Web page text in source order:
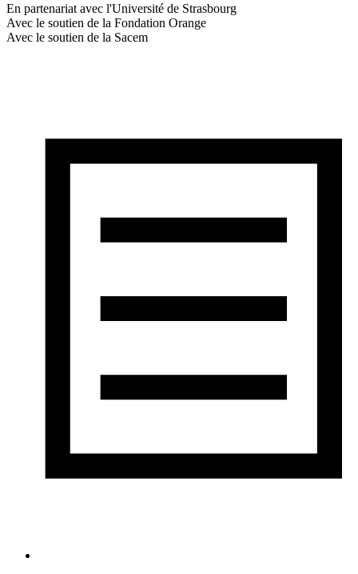
En partenariat avec l'Université de Strasbourg
Avec le soutien de la Fondation Orange
Avec le soutien de la Sacem